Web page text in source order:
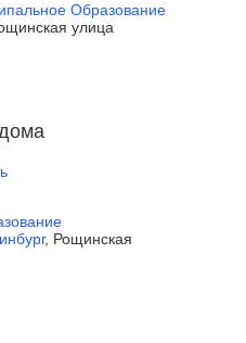
Образование
улица
, Рощинская